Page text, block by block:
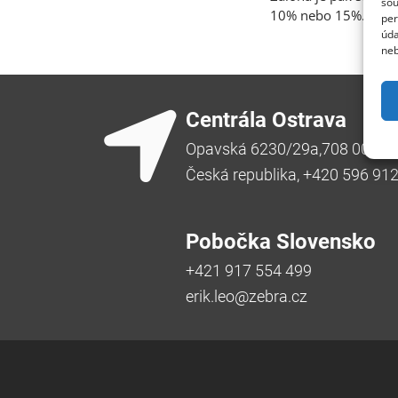
10% nebo 15%.
Centrála Ostrava
Opavská 6230/29a,708 00
Česká republika, +420 596
Pobočka Slovensko
+421 917 554 499
erik.leo@zebra.cz